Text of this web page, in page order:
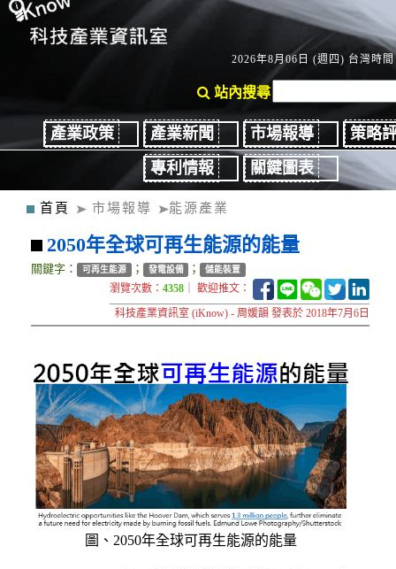
2026年8月06日 (週四) 台灣時間
站內搜尋
產業政策 產業新聞 市場報導
策略
專利情報
關鍵圖表
首頁 市場報導 能源產業
2050年全球可再生能源的能量
關鍵字： 可再生能源 ； 發電設備 ； 儲能裝置
瀏覽次數：4358 ｜ 歡迎推文：
科技產業資訊室 (iKnow) - 周媛韻 發表於 2018年7月6日
圖、2050年全球可再生能源的能量